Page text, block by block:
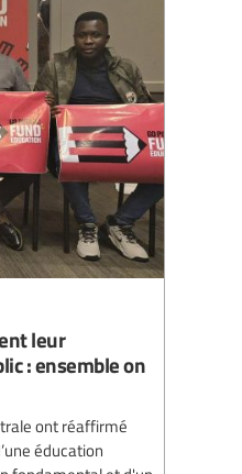
leur
: ensemble on
ont réaffirmé
éducation